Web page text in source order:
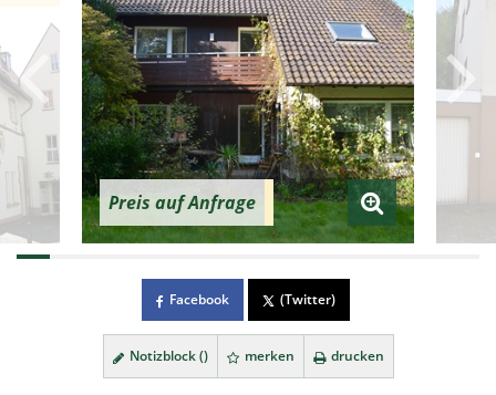
Preis auf Anfrage
Facebook (Twitter)
Notizblock () merken drucken